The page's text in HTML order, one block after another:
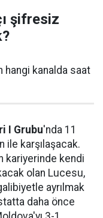
şifresiz
hangi kanalda saat
I Grubu'nda 11
ile karşılaşacak.
kariyerinde kendi
olan Lucesu,
ayrılmak
daha önce